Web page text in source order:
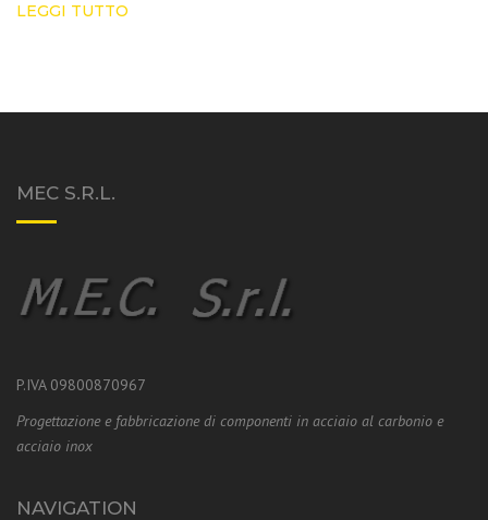
LEGGI TUTTO
MEC S.R.L.
P.IVA 09800870967
Progettazione e fabbricazione di componenti in acciaio al carbonio e
acciaio inox
NAVIGATION